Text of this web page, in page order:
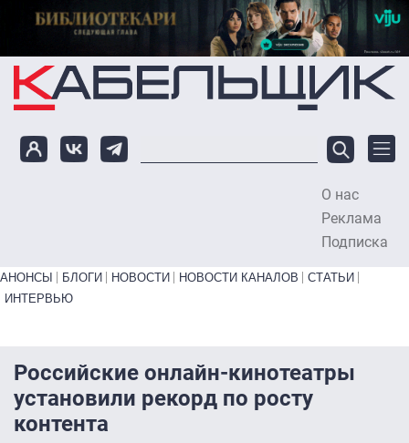
Перейти к основному содержанию
О нас
Реклама
Подписка
Primary links bottom
АНОНСЫ БЛОГИ НОВОСТИ НОВОСТИ КАНАЛОВ
СТАТЬИ
ИНТЕРВЬЮ
Российские онлайн-кинотеатры
установили рекорд по росту
контента